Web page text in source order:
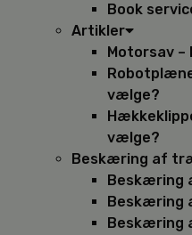
Book
Artikler
Motorsav
vælge?
vælge?
Beskæring af
Beskæring
Beskæring